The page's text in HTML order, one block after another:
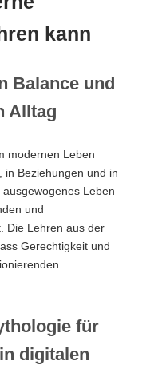
kann
Balance und
Alltag
modernen Leben
in Beziehungen und in
Leben
und
Die Lehren aus der
Gerechtigkeit und
für
digitalen